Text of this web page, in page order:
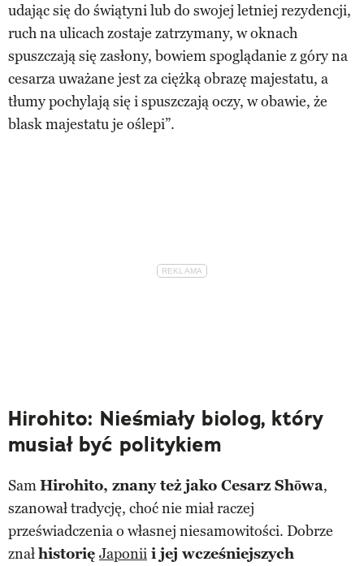
udając się do świątyni lub do swojej letniej rezydencji,
ruch na ulicach zostaje zatrzymany, w oknach
spuszczają się zasłony, bowiem spoglądanie z góry na
cesarza uważane jest za ciężką obrazę majestatu, a
tłumy pochylają się i spuszczają oczy, w obawie, że
blask majestatu je oślepi”.
Hirohito: Nieśmiały biolog, który
musiał być politykiem
SamHirohito, znany też jako Cesarz Shōwa,
szanował tradycję, choć nie miał raczej
przeświadczenia o własnej niesamowitości. Dobrze
znałhistorię Japonii i jej wcześniejszych